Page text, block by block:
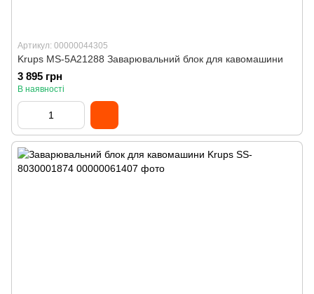
Артикул: 00000044305
Krups MS-5A21288 Заварювальний блок для кавомашини
3 895 грн
В наявності